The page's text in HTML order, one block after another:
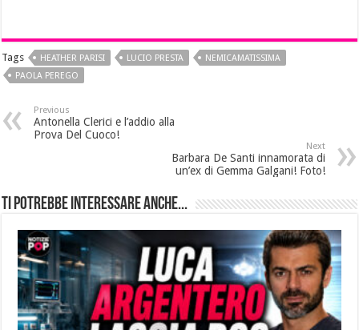
Tags HEATHER PARISI LUCIO PRESTA
NEMICAMATISSIMA
PAOLA PEREGO
Previous
Antonella Clerici e l’addio alla
Prova Del Cuoco!
Next
Barbara De Santi innamorata di
un’ex di Gemma Galgani! Foto!
Ti potrebbe interessare anche...